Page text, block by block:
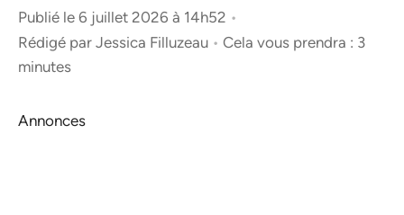
Publié le 6 juillet 2026 à 14h52 •
Rédigé par Jessica Filluzeau • Cela vous prendra : 3
minutes
Annonces